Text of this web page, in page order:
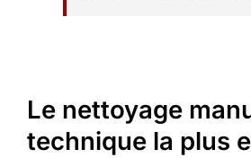
Le nettoyage
technique la plus